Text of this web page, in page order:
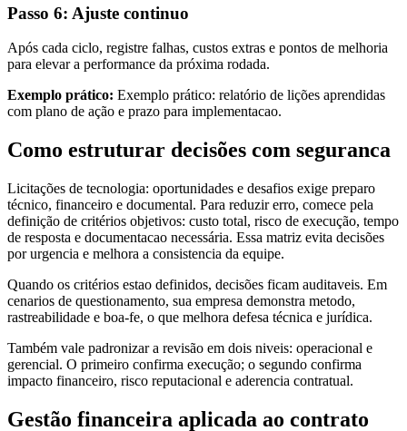
Passo 6: Ajuste continuo
Após cada ciclo, registre falhas, custos extras e pontos de melhoria
para elevar a performance da próxima rodada.
Exemplo prático: Exemplo prático: relatório de lições aprendidas
com plano de ação e prazo para implementacao.
Como estruturar decisões com seguranca
Licitações de tecnologia: oportunidades e desafios exige preparo
técnico, financeiro e documental. Para reduzir erro, comece pela
definição de critérios objetivos: custo total, risco de execução, tempo
de resposta e documentacao necessária. Essa matriz evita decisões
por urgencia e melhora a consistencia da equipe.
Quando os critérios estao definidos, decisões ficam auditaveis. Em
cenarios de questionamento, sua empresa demonstra metodo,
rastreabilidade e boa-fe, o que melhora defesa técnica e jurídica.
Também vale padronizar a revisão em dois niveis: operacional e
gerencial. O primeiro confirma execução; o segundo confirma
impacto financeiro, risco reputacional e aderencia contratual.
Gestão financeira aplicada ao contrato